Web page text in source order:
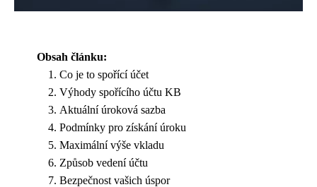
Obsah článku:
Co je to spořící účet
Výhody spořícího účtu KB
Aktuální úroková sazba
Podmínky pro získání úroku
Maximální výše vkladu
Způsob vedení účtu
Bezpečnost vašich úspor